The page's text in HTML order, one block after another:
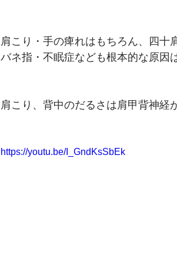
肩こり・手の痺れはもちろん、四十
バネ指・不眠症なども根本的な原因
肩こり、背中のだるさは肩甲背神経
https://youtu.be/I_GndKsSbEk